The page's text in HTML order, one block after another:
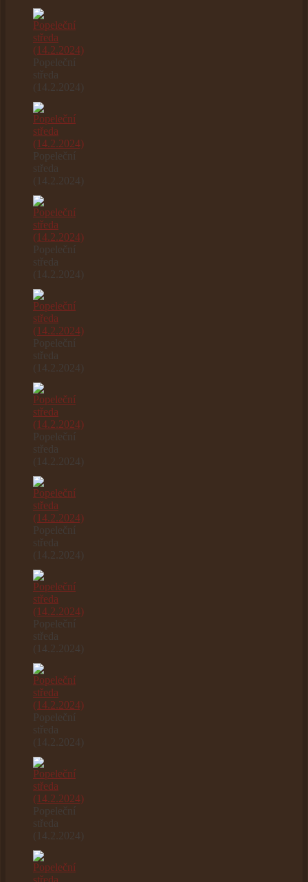
Popeleční
středa
(14.2.2024)
Popeleční
středa
(14.2.2024)
Popeleční
středa
(14.2.2024)
Popeleční
středa
(14.2.2024)
Popeleční
středa
(14.2.2024)
Popeleční
středa
(14.2.2024)
Popeleční
středa
(14.2.2024)
Popeleční
středa
(14.2.2024)
Popeleční
středa
(14.2.2024)